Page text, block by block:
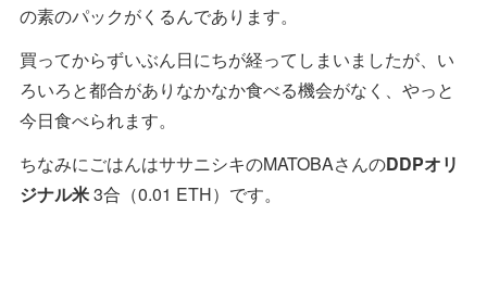
の素のパックがくるんであります。
買ってからずいぶん日にちが経ってしまいましたが、い
ろいろと都合がありなかなか食べる機会がなく、やっと
今日食べられます。
ちなみにごはんはササニシキのMATOBAさんのDDPオリ
ジナル米3合（0.01 ETH）です。